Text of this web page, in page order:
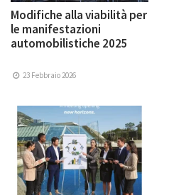
Modifiche alla viabilità per
le manifestazioni
automobilistiche 2025
23 Febbraio 2026